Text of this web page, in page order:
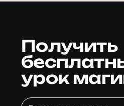
Получить
урок
Электронная